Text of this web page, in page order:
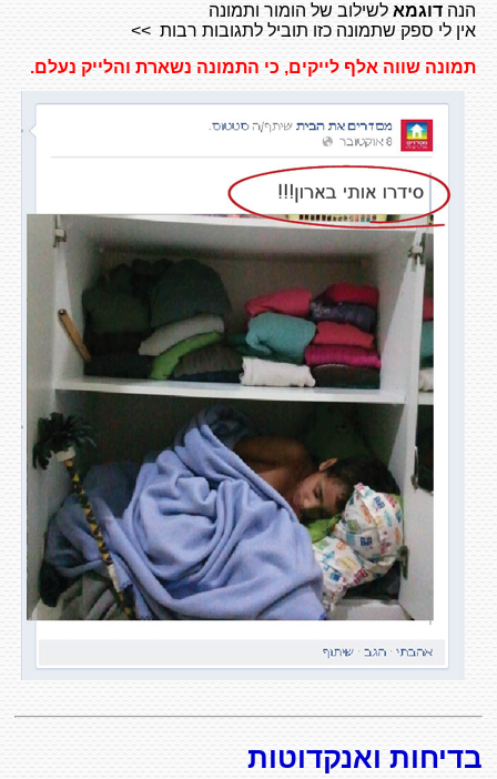
הנה דוגמא לשילוב של הומור ותמונה
אין לי ספק שתמונה כזו תוביל לתגובות רבות >>
תמונה שווה אלף לייקים, כי התמונה נשארת והלייק נעלם.
בדיחות ואנקדוטות